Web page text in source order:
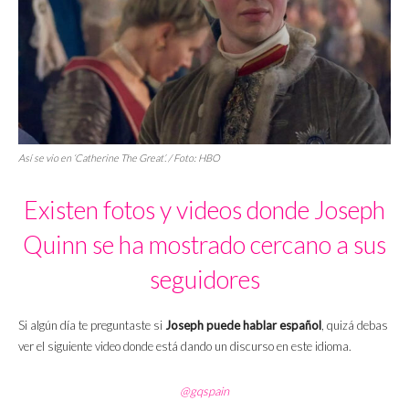
Así se vio en ‘Catherine The Great’. / Foto: HBO
Existen fotos y videos donde Joseph
Quinn se ha mostrado cercano a sus
seguidores
Si algún día te preguntaste si Joseph puede hablar español, quizá debas
ver el siguiente video donde está dando un discurso en este idioma.
@gqspain